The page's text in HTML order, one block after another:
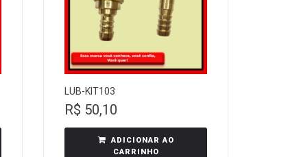
LUB-KIT103
R$ 50,10
ADICIONAR AO
CARRINHO